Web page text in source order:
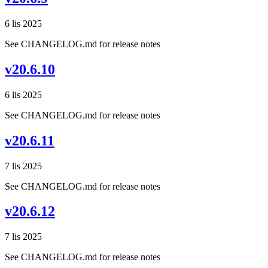
6 lis 2025
See CHANGELOG.md for release notes
v20.6.10
6 lis 2025
See CHANGELOG.md for release notes
v20.6.11
7 lis 2025
See CHANGELOG.md for release notes
v20.6.12
7 lis 2025
See CHANGELOG.md for release notes